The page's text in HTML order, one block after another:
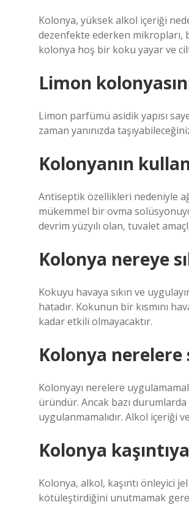
Kolonya, yüksek alkol içeriği
dezenfekte ederken mikropları,
kolonya hoş bir koku yayar ve
Limon
Limon parfümü asidik yapısı
zaman yanınızda
Kolonyanın
Antiseptik özellikleri nedeniyle
mükemmel bir ovma
devrim yüzyılı olan, tuvalet
Kolonya nereye
Kokuyu havaya sıkın ve
hatadır. Kokunun bir kısmını
kadar etkili olmayacaktır.
Kolonya nerelere
Kolonyayı nerelere
üründür. Ancak bazı
uygulanmamalıdır. Alkol içeriği
Kolonya
Kolonya, alkol, kaşıntı önleyici
kötüleştirdiğini unutmamak